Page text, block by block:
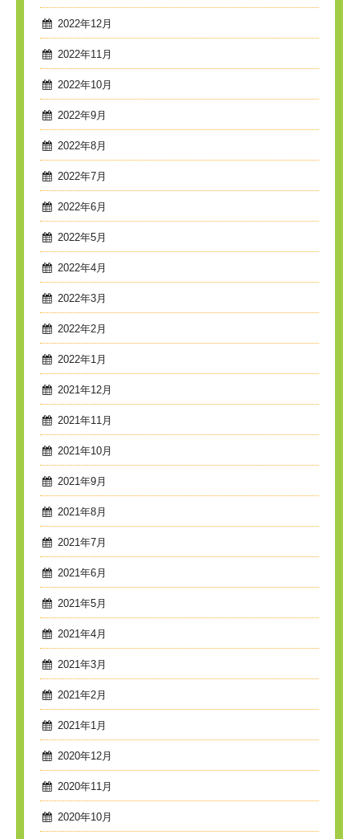
2022年12月
2022年11月
2022年10月
2022年9月
2022年8月
2022年7月
2022年6月
2022年5月
2022年4月
2022年3月
2022年2月
2022年1月
2021年12月
2021年11月
2021年10月
2021年9月
2021年8月
2021年7月
2021年6月
2021年5月
2021年4月
2021年3月
2021年2月
2021年1月
2020年12月
2020年11月
2020年10月